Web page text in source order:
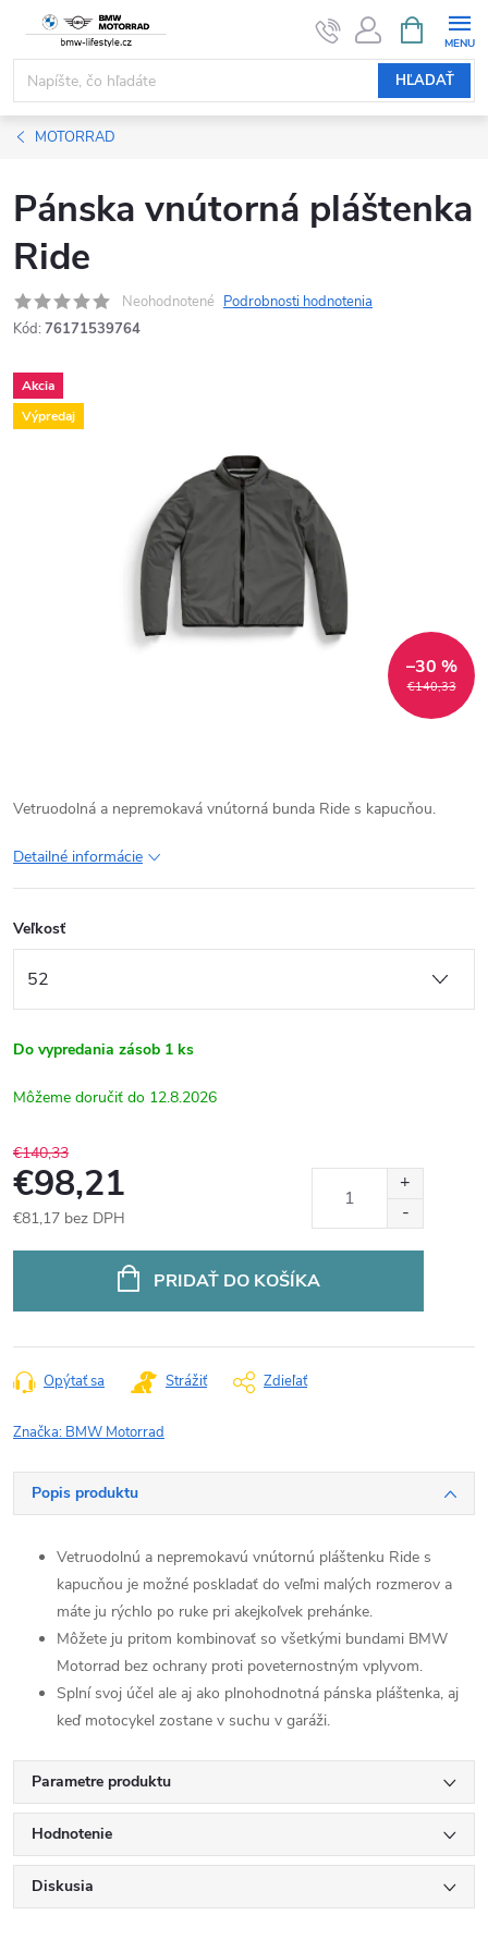
obsah
HĽADAŤ
KOŠÍK
MOTORRAD
Pánska vnútorná pláštenka
Ride
Neohodnotené Podrobnosti hodnotenia
Kód: 76171539764
Akcia
Výpredaj
€140,33
–30 %
Vetruodolná a nepremokavá vnútorná bunda Ride s kapucňou.
Detailné informácie
Veľkosť
Do vypredania zásob 1 ks
12.8.2026
€140,33
€98,21
€81,17 bez DPH
PRIDAŤ DO KOŠÍKA
Opýtať sa Strážiť Zdieľať
Značka: BMW Motorrad
Popis produktu
Vetruodolnú a nepremokavú vnútornú pláštenku Ride s
kapucňou je možné poskladať do veľmi malých rozmerov a
máte ju rýchlo po ruke pri akejkoľvek prehánke.
Môžete ju pritom kombinovať so všetkými bundami BMW
Motorrad bez ochrany proti poveternostným vplyvom.
Splní svoj účel ale aj ako plnohodnotná pánska pláštenka, aj
keď motocykel zostane v suchu v garáži.
Parametre produktu
Hodnotenie
Diskusia